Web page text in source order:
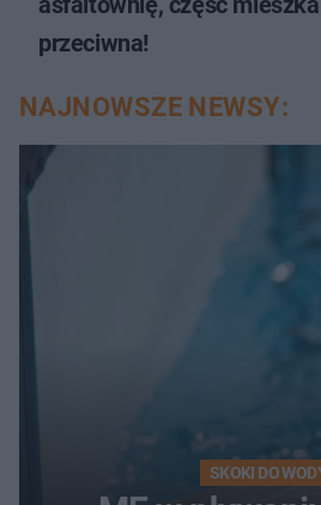
przeciwna!
NAJNOWSZE NEWSY:
SKOKI DO